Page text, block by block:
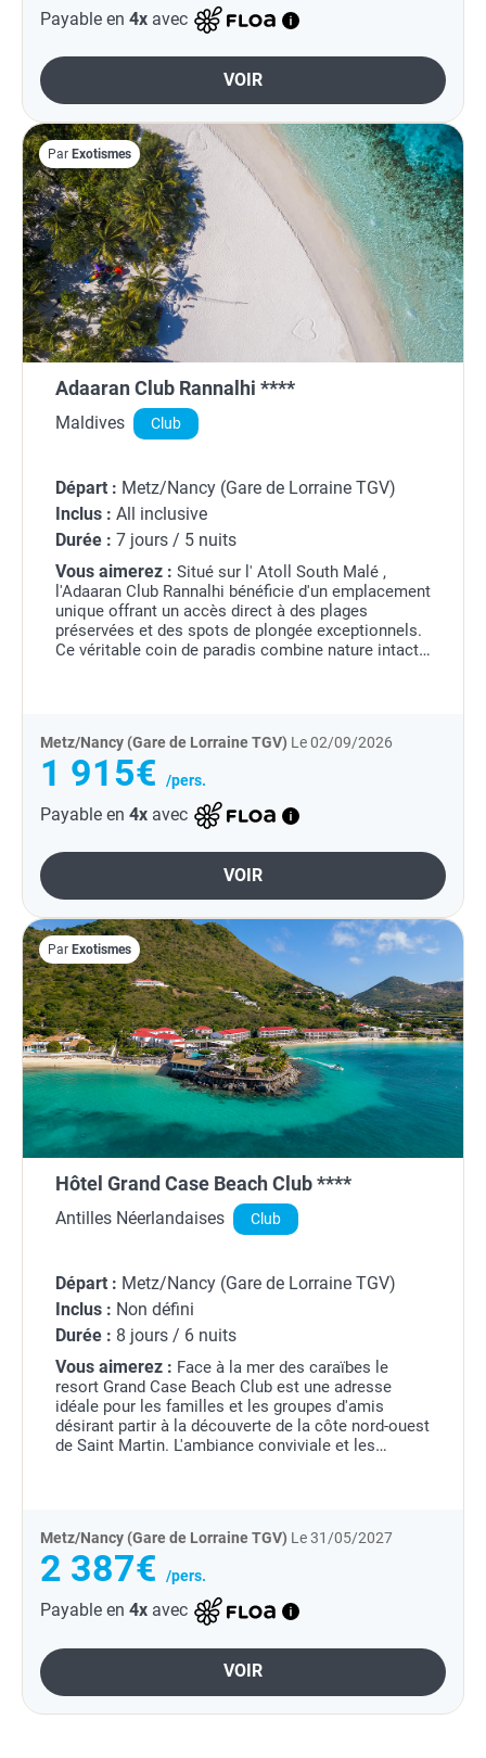
Payable en 4x avec
VOIR
Par Exotismes
Adaaran Club Rannalhi ****
Maldives Club
Départ : Metz/Nancy (Gare de Lorraine TGV)
Inclus : All inclusive
Durée : 7 jours / 5 nuits
Vous aimerez : Situé sur l' Atoll South Malé ,
l'Adaaran Club Rannalhi bénéficie d'un emplacement
unique offrant un accès direct à des plages
préservées et des spots de plongée exceptionnels.
Ce véritable coin de paradis combine nature intacte
Metz/Nancy (Gare de Lorraine TGV) Le 02/09/2026
1 915€ /pers.
Payable en 4x avec
VOIR
Par Exotismes
Hôtel Grand Case Beach Club ****
Antilles Néerlandaises Club
Départ : Metz/Nancy (Gare de Lorraine TGV)
Inclus : Non défini
Durée : 8 jours / 6 nuits
Vous aimerez : Face à la mer des caraïbes le
resort Grand Case Beach Club est une adresse
idéale pour les familles et les groupes d'amis
désirant partir à la découverte de la côte nord-ouest
de Saint Martin. L'ambiance conviviale et les
Metz/Nancy (Gare de Lorraine TGV) Le 31/05/2027
2 387€ /pers.
Payable en 4x avec
VOIR